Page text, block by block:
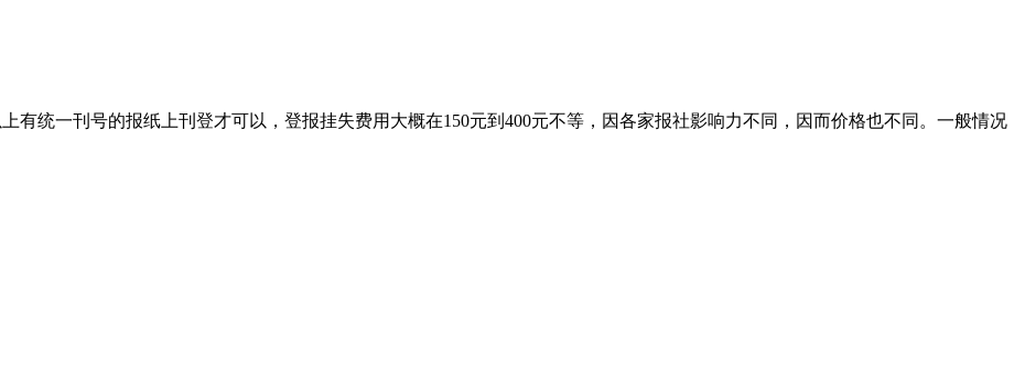
有统一刊号的报纸上刊登才可以，登报挂失费用大概在150元到400元不等，因各家报社影响力不同，因而价格也不同。一般情况